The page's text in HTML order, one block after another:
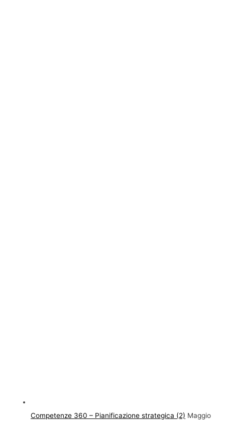
Competenze 360 – Pianificazione strategica (2) Maggio